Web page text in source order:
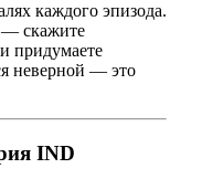
каждого эпизода.
— скажите
придумаете
неверной — это
IND